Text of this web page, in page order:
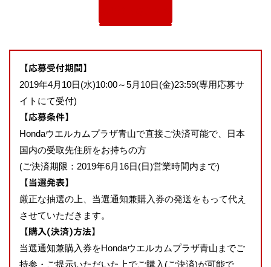
【応募受付期間】
2019年4月10日(水)10:00～5月10日(金)23:59(専用応募サ
イトにて受付)
【応募条件】
Hondaウエルカムプラザ青山で直接ご決済可能で、日本
国内の受取先住所をお持ちの方
(ご決済期限：2019年6月16日(日)営業時間内まで)
【当選発表】
厳正な抽選の上、当選通知兼購入券の発送をもって代え
させていただきます。
【購入(決済)方法】
当選通知兼購入券をHondaウエルカムプラザ青山までご
持参・ご提示いただいた上でご購入(ご決済)が可能で